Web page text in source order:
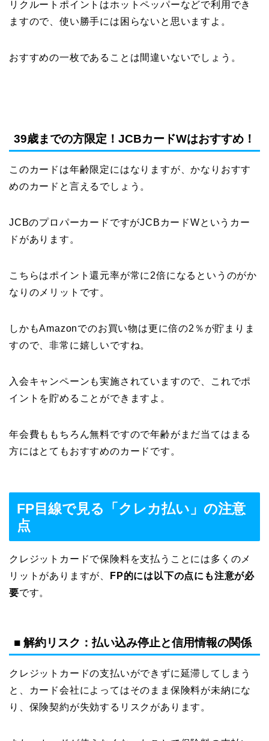
リクルートポイントはホットペッパーなどで利用でき
ますので、使い勝手には困らないと思いますよ。
おすすめの一枚であることは間違いないでしょう。
39歳までの方限定！JCBカードWはおすすめ！
このカードは年齢限定にはなりますが、かなりおすす
めのカードと言えるでしょう。
JCBのプロパーカードですがJCBカードWというカー
ドがあります。
こちらはポイント還元率が常に2倍になるというのがか
なりのメリットです。
しかもAmazonでのお買い物は更に倍の2％が貯まりま
すので、非常に嬉しいですね。
入会キャンペーンも実施されていますので、これでポ
イントを貯めることができますよ。
年会費ももちろん無料ですので年齢がまだ当てはまる
方にはとてもおすすめのカードです。
FP目線で見る「クレカ払い」の注意
点
クレジットカードで保険料を支払うことには多くのメ
リットがありますが、
FP的には以下の点にも注意が必
要です。
■ 解約リスク：払い込み停止と信用情報の関係
クレジットカードの支払いができずに延滞してしまう
と、カード会社によってはそのまま保険料が未納にな
り、保険契約が失効するリスクがあります。